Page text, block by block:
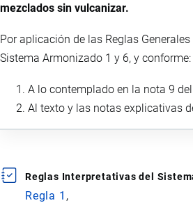
mezclados sin vulcanizar.
Por aplicación de las Reglas
Sistema Armonizado 1 y 6, y conforme:
A lo contemplado en la nota 9
Al texto y las notas explicativas
Reglas Interpretativas del
Regla 1